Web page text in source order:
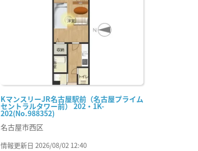
KマンスリーJR名古屋駅前（名古屋プライム
セントラルタワー前） 202・1K-
202(No.988352)
名古屋市西区
情報更新日 2026/08/02 12:40